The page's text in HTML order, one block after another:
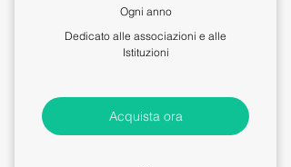
Ogni anno
Dedicato alle associazioni e alle
Istituzioni
Acquista ora